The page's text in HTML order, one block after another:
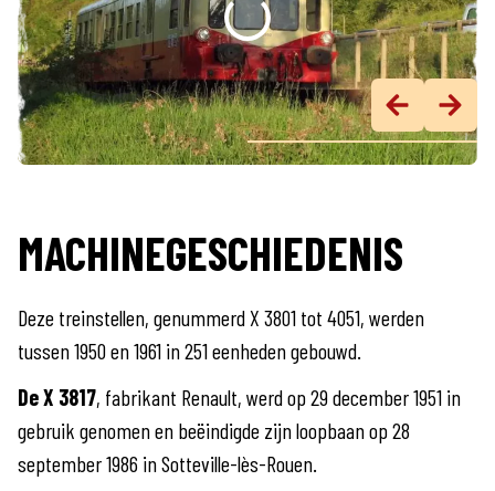
MACHINEGESCHIEDENIS
Deze treinstellen, genummerd X 3801 tot 4051, werden
tussen 1950 en 1961 in 251 eenheden gebouwd.
De X 3817, fabrikant Renault, werd op 29 december 1951 in
gebruik genomen en beëindigde zijn loopbaan op 28
september 1986 in Sotteville-lès-Rouen.